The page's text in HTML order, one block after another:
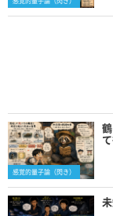
感覚的量子論（閃き）